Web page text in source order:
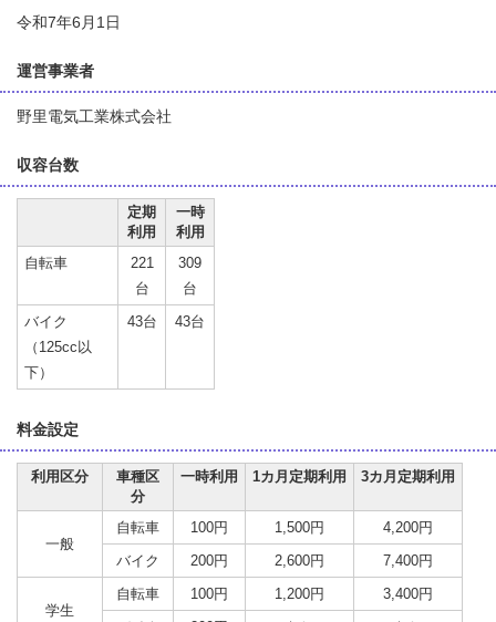
令和7年6月1日
運営事業者
野里電気工業株式会社
収容台数
定期
利用
一時
利用
自転車
221
台
309
台
バイク
（125cc以
下）
43台 43台
料金設定
利用区分
車種区
分
一時利用 1カ月定期利用 3カ月定期利用
一般
自転車 100円 1,500円
4,200円
バイク
200円 2,600円 7,400円
学生
自転車 100円 1,200円
3,400円